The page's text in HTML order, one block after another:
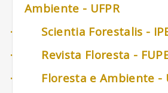
Ambiente - UFPR
·
Scientia Forestalis -
·
Revista Floresta -
·
Floresta e Ambiente -